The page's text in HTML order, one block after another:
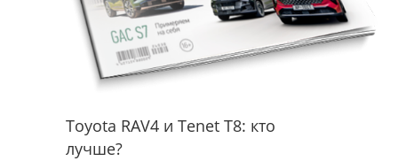
Toyota RAV4 и Tenet T8: кто
лучше?